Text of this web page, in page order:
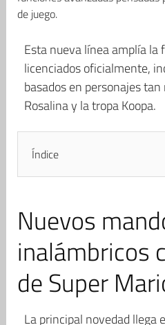
de juego.
Esta nueva línea amplía la
licenciados oficialmente,
basados en personajes
Rosalina y la tropa Koopa.
Índice
Nuevos
inalámbricos
de Super
La principal novedad llega